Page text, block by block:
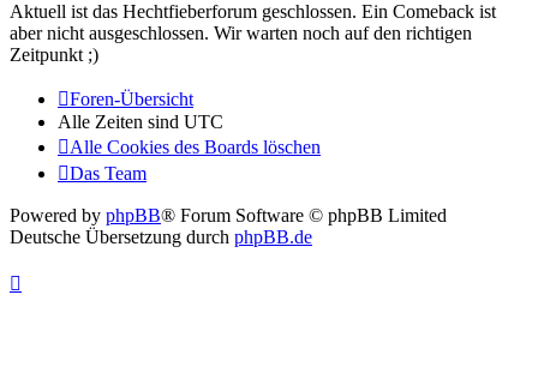
Aktuell ist das Hechtfieberforum geschlossen. Ein Comeback ist
aber nicht ausgeschlossen. Wir warten noch auf den richtigen
Zeitpunkt ;)
Foren-Übersicht
Alle Zeiten sind UTC
Alle Cookies des Boards löschen
Das Team
Powered by phpBB® Forum Software © phpBB Limited
Deutsche Übersetzung durch phpBB.de